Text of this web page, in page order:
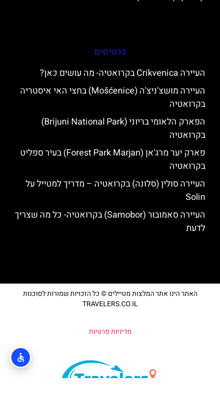
כרטיסים
העיירה Crikvenica בקרואטיה- מה עושים כאן?
העיירה מושצ'ניצ'ה (Mošćenice) בחצי האי איסטריה
בקרואטיה
הפארק הלאומי בריוני (Brijuni National Park)
בקרואטיה
פארק יער מרג'אן (Forest Park Marjan) בעיר ספליט
בקרואטיה
העיירה סולין (סלונה) בקרואטיה – מדריך למטייל על
Solin
העיירה סאמובור (Samobor) בקרואטיה- כל מה שצריך
לדעת
האתר הינו אתר המלצות מטיילים © כל הזכויות שמורות לסוכנות
TRAVELERS.CO.IL
מדיניות פרטיות